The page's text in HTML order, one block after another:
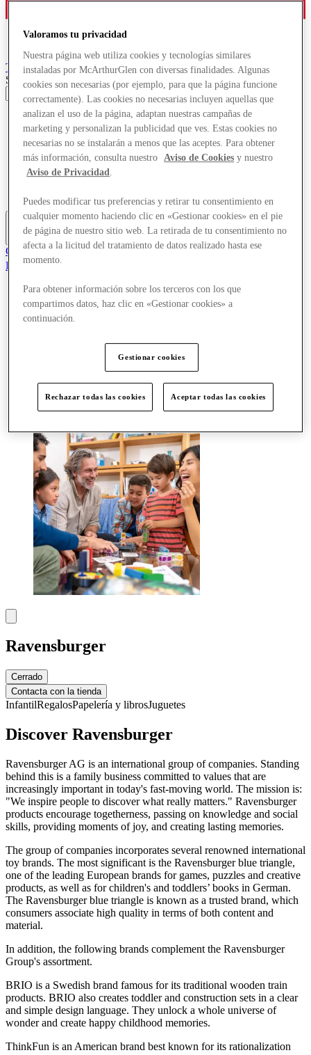
TroyesDesigner Outlet
Search input
Ofertas
Tiendas
Planifica tu visita
¿Qué pasa?
Comer y beber
Tarjetas regalo
Más
Club
Elementos guardados
Ofertas
Tiendas
Más
Ravensburger
Cerrado
Contacta con la tienda
InfantilRegalosPapelería y librosJuguetes
Discover Ravensburger
Ravensburger AG is an international group of companies. Standing
behind this is a family business committed to values that are
increasingly important in today's fast-moving world. The mission is:
"We inspire people to discover what really matters." Ravensburger
products encourage togetherness, passing on knowledge and social
skills, providing moments of joy, and creating lasting memories.
The group of companies incorporates several renowned international
toy brands. The most significant is the Ravensburger blue triangle,
one of the leading European brands for games, puzzles and creative
products, as well as for children's and toddlers’ books in German.
The Ravensburger blue triangle is known as a trusted brand, which
consumers associate high quality in terms of both content and
material.
In addition, the following brands complement the Ravensburger
Group's assortment.
BRIO is a Swedish brand famous for its traditional wooden train
products. BRIO also creates toddler and construction sets in a clear
and simple design language. They unlock a whole universe of
wonder and create happy childhood memories.
ThinkFun is an American brand best known for its rationalization
Valoramos tu privacidad
Nuestra página web utiliza cookies y tecnologías similares
instaladas por McArthurGlen con diversas finalidades. Algunas
cookies son necesarias (por ejemplo, para que la página funcione
correctamente). Las cookies no necesarias incluyen aquellas que
analizan el uso de la página, adaptan nuestras campañas de
marketing y personalizan la publicidad que ves. Estas cookies no
necesarias no se instalarán a menos que las aceptes. Para obtener
más información, consulta nuestro
Aviso de Cookies y nuestro
Aviso de Privacidad.
Puedes modificar tus preferencias y retirar tu consentimiento en
cualquier momento haciendo clic en «Gestionar cookies» en el pie
de página de nuestro sitio web. La retirada de tu consentimiento no
afecta a la licitud del tratamiento de datos realizado hasta ese
momento.
Para obtener información sobre los terceros con los que
compartimos datos, haz clic en «Gestionar cookies» a
continuación.
Gestionar cookies
Rechazar todas las cookies Aceptar todas las cookies